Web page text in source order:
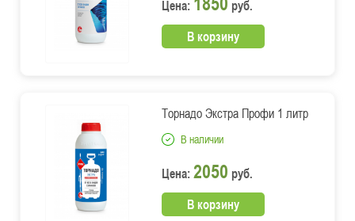
Цена:
руб.
В корзину
Торнадо Экстра Профи 1 литр
В наличии
Цена: 2050 руб.
В корзину